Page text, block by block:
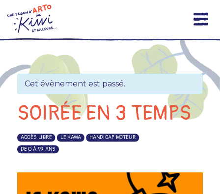
to
content
Cet évènement est passé.
SOIRÉE EN 3 TEMPS
ACCÈS LIBRE LE KAWA
HANDICAP MOTEUR
DE 0 À 99 ANS